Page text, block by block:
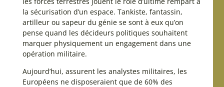
la sécurisation d’un espace. Tankiste, fantassin,
artilleur ou sapeur du génie se sont à eux qu’on
pense quand les décideurs politiques souhaitent
marquer physiquement un engagement dans une
opération militaire.
Aujourd’hui, assurent les analystes militaires, les
Européens ne disposeraient que de 60% des